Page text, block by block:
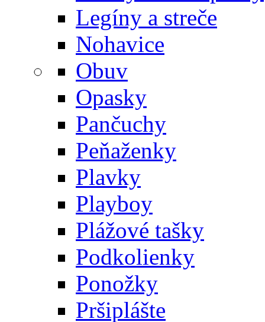
Legíny a streče
Nohavice
Obuv
Opasky
Pančuchy
Peňaženky
Plavky
Playboy
Plážové tašky
Podkolienky
Ponožky
Pršiplášte